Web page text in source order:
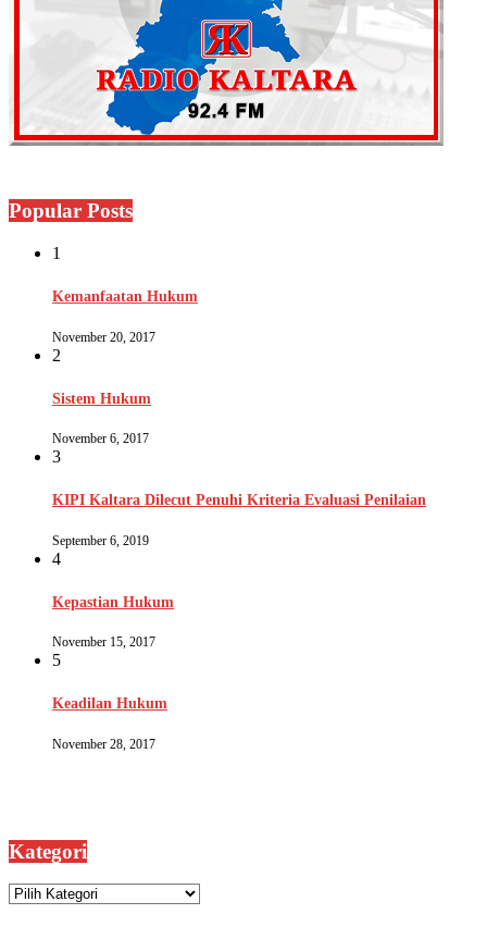
Popular Posts
1
Kemanfaatan Hukum
November 20, 2017
2
Sistem Hukum
November 6, 2017
3
KIPI Kaltara Dilecut Penuhi Kriteria Evaluasi Penilaian
September 6, 2019
4
Kepastian Hukum
November 15, 2017
5
Keadilan Hukum
November 28, 2017
Kategori
Kategori